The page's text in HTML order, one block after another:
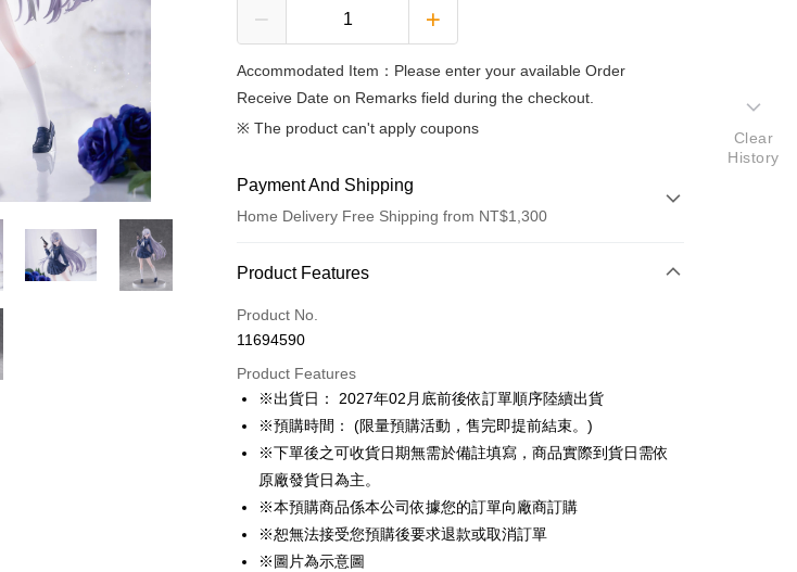
Accommodated Item：Please enter your available Order
Receive Date on Remarks field during the checkout.
※ The product can't apply coupons
Payment And Shipping
Home Delivery Free Shipping from NT$1,300
Payment Method
Credit Card (Full Payment)
LINE Pay
Apple Pay
Easy Wallet
ATM Transfer
Product Features
Product No.
11694590
Product Features
※出貨日： 2027年02月底前後依訂單順序陸續出貨
※預購時間： (限量預購活動，售完即提前結束。)
※下單後之可收貨日期無需於備註填寫，商品實際到貨日需依
原廠發貨日為主。
※本預購商品係本公司依據您的訂單向廠商訂購
※恕無法接受您預購後要求退款或取消訂單
※圖片為示意圖
Clear
History